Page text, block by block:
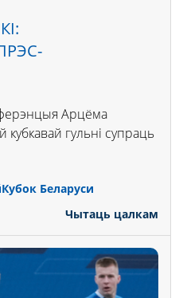
Арцёма
кубкавай гульні супраць
Кубок Беларуси
Чытаць цалкам